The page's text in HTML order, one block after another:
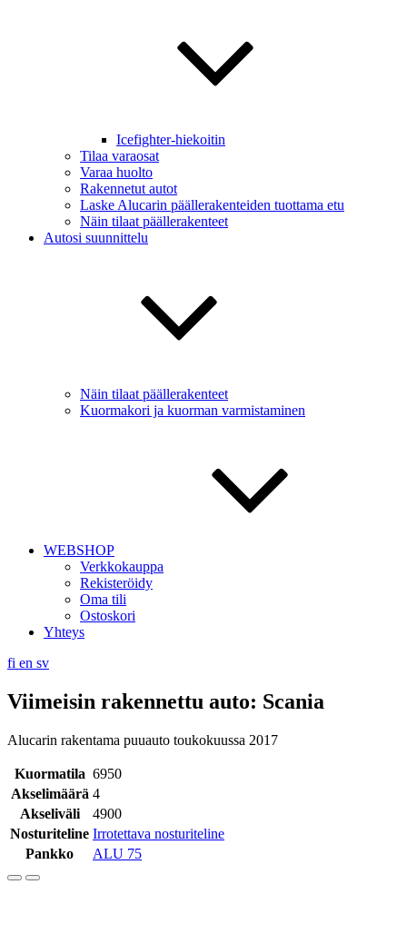
Icefighter-hiekoitin
Tilaa varaosat
Varaa huolto
Rakennetut autot
Laske Alucarin päällerakenteiden tuottama etu
Näin tilaat päällerakenteet
Autosi suunnittelu
Näin tilaat päällerakenteet
Kuormakori ja kuorman varmistaminen
WEBSHOP
Verkkokauppa
Rekisteröidy
Oma tili
Ostoskori
Yhteys
fi en sv
Viimeisin rakennettu auto: Scania
Alucarin rakentama puuauto toukokuussa 2017
Kuormatila 6950
Akselimäärä 4
Akseliväli
4900
Nosturiteline Irrotettava nosturiteline
Pankko
ALU 75